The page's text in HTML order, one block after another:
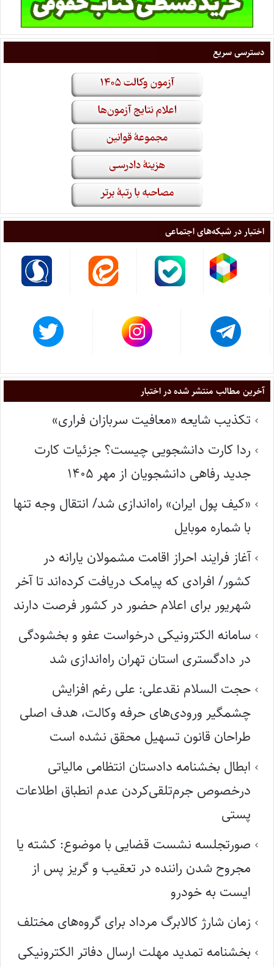
دسترسی سریع
اختبار در شبکه‌های اجتماعی
آخرین مطالب منتشر شده در اختبار
تکذیب شایعه «معافیت سربازان فراری»
ردا کارت دانشجویی چیست؟ جزئیات کارت
جدید رفاهی دانشجویان از مهر ۱۴۰۵
«کیف پول ایران» راه‌اندازی شد/ انتقال وجه تنها
با شماره موبایل
آغاز فرایند احراز اقامت مشمولان یارانه در
کشور/ افرادی که پیامک دریافت کرده‌اند تا آخر
شهریور برای اعلام حضور در کشور فرصت دارند
سامانه الکترونیکی درخواست عفو و بخشودگی
در دادگستری استان تهران راه‌اندازی شد
حجت السلام نقدعلی: علی رغم افزایش
چشمگیر ورودی‌های حرفه وکالت، هدف اصلی
طراحان قانون تسهیل محقق نشده است
ابطال بخشنامه دادستان انتظامی مالیاتی
درخصوص جرم‌تلقی‌کردن عدم انطباق اطلاعات
پستی
صورتجلسه نشست قضایی با موضوع: کشته یا
مجروح شدن راننده در تعقیب و گریز پس از
ایست به خودرو
زمان شارژ کالابرگ مرداد برای گروه‌های مختلف
بخشنامه تمدید مهلت ارسال دفاتر الکترونیکی